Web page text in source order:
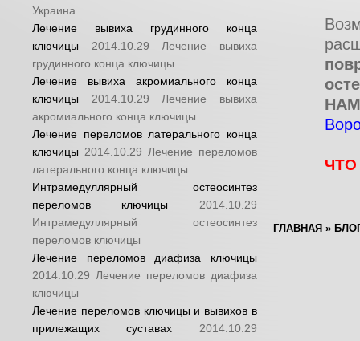
Украина
Лечение вывиха грудинного конца
ключицы
2014.10.29
Лечение вывиха
грудинного конца ключицы
Лечение вывиха акромиального конца
ключицы
2014.10.29
Лечение вывиха
акромиального конца ключицы
Лечение переломов латерального конца
ключицы 2014.10.29 Лечение переломов
латерального конца ключицы
Интрамедуллярный остеосинтез
переломов ключицы
2014.10.29
Интрамедуллярный остеосинтез
переломов ключицы
Лечение переломов диафиза ключицы
2014.10.29 Лечение переломов диафиза
ключицы
Лечение переломов ключицы и вывихов в
прилежащих суставах
2014.10.29
ГЛАВНАЯ »